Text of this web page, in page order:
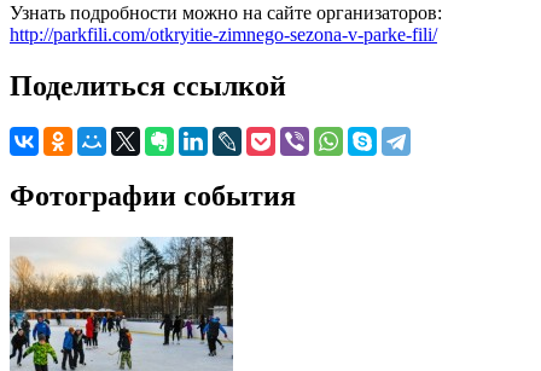
Узнать подробности можно на сайте организаторов:
http://parkfili.com/otkryitie-zimnego-sezona-v-parke-fili/
Поделиться ссылкой
Фотографии события